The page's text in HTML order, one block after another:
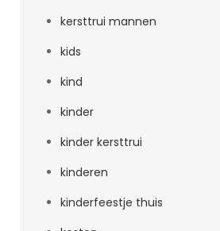
kersttrui mannen
kids
kind
kinder
kinder kersttrui
kinderen
kinderfeestje thuis